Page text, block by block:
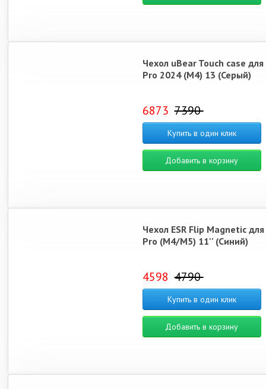
Чехол uBear Touch case
Pro 2024 (M4) 13 (Серый)
6873 7390
Купить в один клик
Добавить в корзину
Чехол ESR Flip Magnetic
Pro (M4/M5) 11'' (Синий)
4598 4790
Купить в один клик
Добавить в корзину